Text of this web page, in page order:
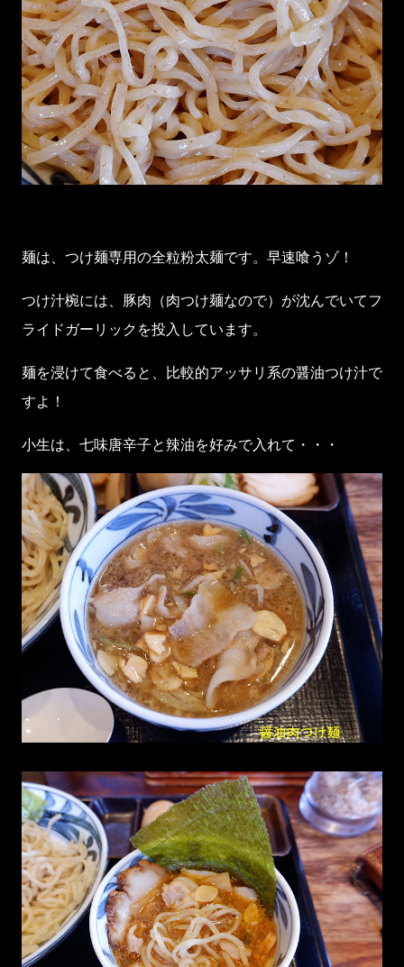
麺は、つけ麺専用の全粒粉太麺です。早速喰うゾ！
つけ汁椀には、豚肉（肉つけ麺なので）が沈んでいてフ
ライドガーリックを投入しています。
麺を浸けて食べると、比較的アッサリ系の醤油つけ汁で
すよ！
小生は、七味唐辛子と辣油を好みで入れて・・・